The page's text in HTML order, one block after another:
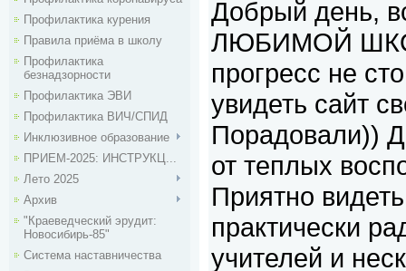
Профилактика курения
Правила приёма в школу
Профилактика
безнадзорности
Профилактика ЭВИ
Профилактика ВИЧ/СПИД
Инклюзивное образование
ПРИЕМ-2025: ИНСТРУКЦ...
Лето 2025
Архив
"Краеведческий эрудит:
Новосибирь-85"
Система наставничества
Добрый день,
ЛЮБИМОЙ
прогресс не
увидеть сайт
Порадовали))
от теплых
Приятно
практически
учителей и